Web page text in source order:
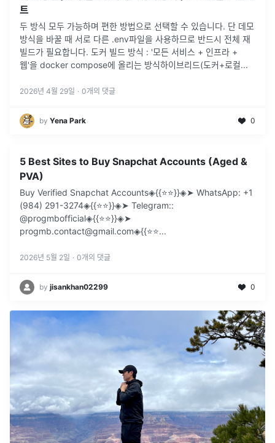
트
두 방식 모두 가능하며 편한 방법으로 선택할 수 있습니다. 단 데모
방식을 바꿀 때 서로 다른 .env파일을 사용하므로 반드시 전체 재
빌드가 필요합니다. 도커 빌드 방식 : '모든 서비스 + 인프라 +
웹'을 docker compose에 올리는 방식하이브리드(도커+로컬...
2026년 4월 29일 · 0개의 댓글
by Yena Park 0
5 Best Sites to Buy Snapchat Accounts (Aged &
PVA)
Buy Verified Snapchat Accounts◈{{⭐️⭐️}}◈➤ WhatsApp: +1
(984) 291-3274◈{{⭐️⭐️}}◈➤ Telegram::
@progmbofficial◈{{⭐️⭐️}}◈➤
progmb.contact@gmail.com◈{{⭐️⭐...
2026년 5월 2일 · 0개의 댓글
by jisankhan02299 0